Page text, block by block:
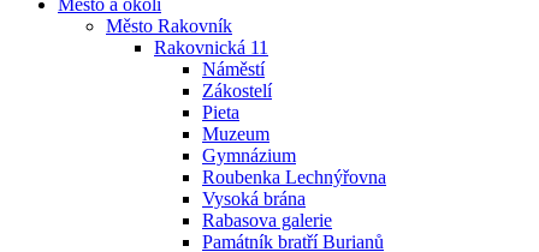
Město a okolí
Město Rakovník
Rakovnická 11
Náměstí
Zákostelí
Pieta
Muzeum
Gymnázium
Roubenka Lechnýřovna
Vysoká brána
Rabasova galerie
Památník bratří Burianů